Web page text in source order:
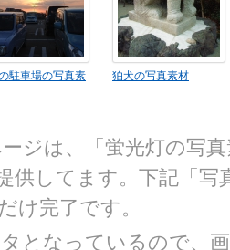
駐車場の写真素
狛犬の写真素材
ジは、「蛍光灯の写
供してます。下記「
け完了です。
となっているので、